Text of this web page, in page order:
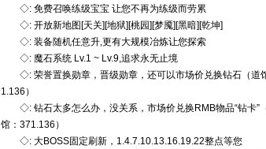
◇: 免费召唤练级宝宝 让您不再为练级而劳累
◇: 开放新地图[天关][地狱][桃园][梦魇][黑暗][乾坤]
◇: 装备随机任意升,更有大规模冶炼让您探索
◇: 魔石系统 Lv.1 ~ Lv.9,追求永无止境
◇: 荣誉置换勋章，晋级勋章，还可以市场价兑换钻石（道
1.136）
◇: 钻石太多怎么办，没关系，市场价兑换RMB物品“钻卡”
馆：371.136）
◇: 大BOSS固定刷新，1.4.7.10.13.16.19.22整点等您